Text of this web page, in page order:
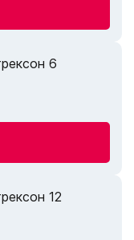
6
12